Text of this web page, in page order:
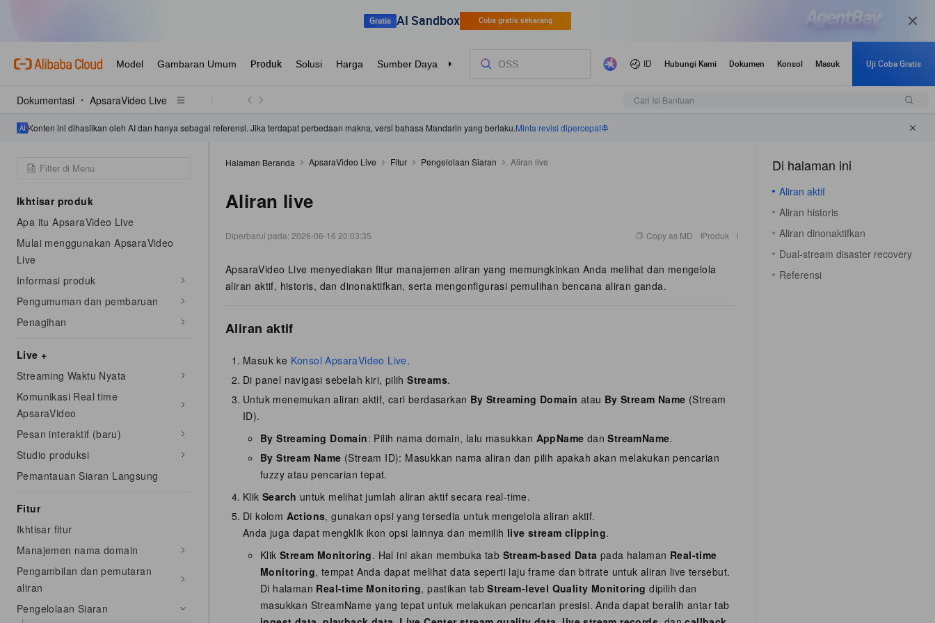
Dokumentasi ApsaraVideo Live Cari Isi Bantuan
Konten ini dihasilkan oleh AI dan hanya sebagai referensi. Jika terdapat perbedaan makna, versi bahasa Mandarin yang berlaku.Minta revisi dipercepat
Ikhtisar produk
Apa itu ApsaraVideo Live
Mulai menggunakan ApsaraVideo
Live
Informasi produk
Pengumuman dan pembaruan
Penagihan
Live +
Streaming Waktu Nyata
Komunikasi Real time
ApsaraVideo
Pesan interaktif (baru)
Studio produksi
Pemantauan Siaran Langsung
Fitur
Ikhtisar fitur
Manajemen nama domain
Pengambilan dan pemutaran
aliran
Pengelolaan Siaran
Halaman Beranda ApsaraVideo Live Fitur Pengelolaan Siaran Aliran live
Aliran live
Diperbarui pada: 2026-06-16 20:03:35 Copy as MD Produk
ApsaraVideo Live menyediakan fitur manajemen aliran yang memungkinkan Anda melihat dan mengelola
aliran aktif, historis, dan dinonaktifkan, serta mengonfigurasi pemulihan bencana aliran ganda.
Aliran aktif
Masuk ke Konsol ApsaraVideo Live.
Di panel navigasi sebelah kiri, pilihStreams.
Untuk menemukan aliran aktif, cari berdasarkan By Streaming Domain atau By Stream Name (Stream
ID).
By Streaming Domain: Pilih nama domain, lalu masukkan AppName danStreamName.
By Stream Name (Stream ID): Masukkan nama aliran dan pilih apakah akan melakukan pencarian
fuzzy atau pencarian tepat.
Klik Search untuk melihat jumlah aliran aktif secara real-time.
Di kolom Actions, gunakan opsi yang tersedia untuk mengelola aliran aktif.
Anda juga dapat mengklik ikon opsi lainnya dan memilih live stream clipping.
Klik Stream Monitoring. Hal ini akan membuka tab Stream-based Data pada halaman Real-time
Monitoring, tempat Anda dapat melihat data seperti laju frame dan bitrate untuk aliran live tersebut.
Di halaman Real-time Monitoring, pastikan tabStream-level Quality Monitoring dipilih dan
masukkan StreamName yang tepat untuk melakukan pencarian presisi. Anda dapat beralih antar tab
Di halaman ini
Aliran aktif
Aliran historis
Aliran dinonaktifkan
Dual-stream disaster recovery
Referensi